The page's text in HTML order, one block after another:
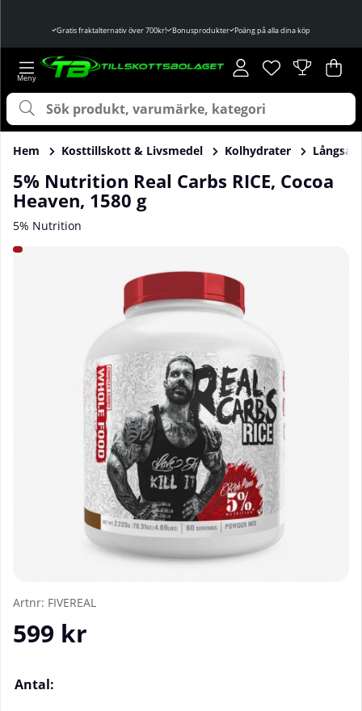
Gratis fraktalternativ över 700kr! Bonusprodukter Poäng på alla dina köp
Önskelista
Antal i
. .
Hem Kosttillskott & Livsmedel Kolhydrater
5% Nutrition Real Carbs RICE, Cocoa
Heaven, 1580 g
5% Nutrition
Produktbilder 5% Nutrition Real Carbs RICE, Cocoa
Artnr: FIVEREAL
599 kr
Antal: